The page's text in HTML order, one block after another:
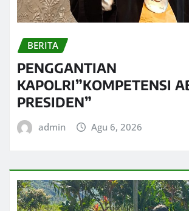
BERITA
PENGGANTIAN
KAPOLRI”KOMPETENSI
PRESIDEN”
admin Agu 6, 2026